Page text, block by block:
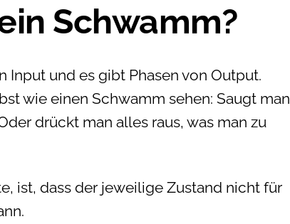
Schwamm?
Input und es gibt Phasen von Output.
wie einen Schwamm sehen: Saugt man
drückt man alles raus, was man zu
ist, dass der jeweilige Zustand nicht für